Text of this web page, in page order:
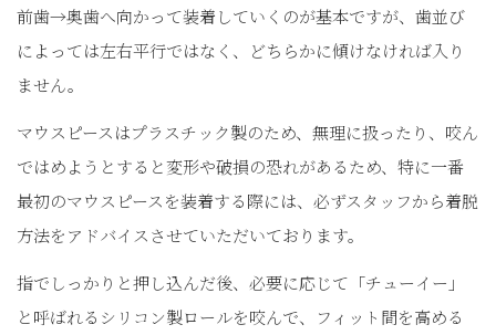
前歯→奥歯へ向かって装着していくのが基本ですが、歯並び
によっては左右平行ではなく、どちらかに傾けなければ入り
ません。
マウスピースはプラスチック製のため、無理に扱ったり、咬ん
ではめようとすると変形や破損の恐れがあるため、特に一番
最初のマウスピースを装着する際には、必ずスタッフから着脱
方法をアドバイスさせていただいております。
指でしっかりと押し込んだ後、必要に応じて「チューイー」
と呼ばれるシリコン製ロールを咬んで、フィット間を高める